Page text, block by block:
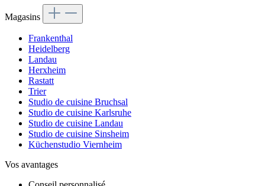
Magasins
Frankenthal
Heidelberg
Landau
Herxheim
Rastatt
Trier
Studio de cuisine Bruchsal
Studio de cuisine Karlsruhe
Studio de cuisine Landau
Studio de cuisine Sinsheim
Küchenstudio Viernheim
Vos avantages